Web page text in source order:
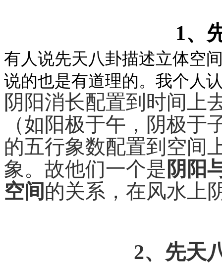
1、
有人说先天八卦描述立体空
说的也是有道理的。我个人
阴阳消长配置到时间上
（如阳极于午，阴极
的五行象数配置到空间
象。故他们一个是 阴阳
空间的关系，在风水上
2、先天